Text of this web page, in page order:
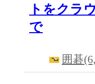
トをクラ
で
囲碁